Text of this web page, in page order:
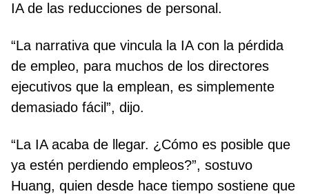
IA de las reducciones de personal.
“La narrativa que vincula la IA con la pérdida
de empleo, para muchos de los directores
ejecutivos que la emplean, es simplemente
demasiado fácil”, dijo.
“La IA acaba de llegar. ¿Cómo es posible que
ya estén perdiendo empleos?”, sostuvo
Huang, quien desde hace tiempo sostiene que